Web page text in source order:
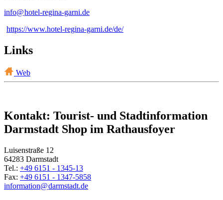
info@hotel-regina-garni.de
https://www.hotel-regina-garni.de/de/
Links
Web
Kontakt: Tourist- und Stadtinformation
Darmstadt Shop im Rathausfoyer
Luisenstraße 12
64283 Darmstadt
Tel.: +49 6151 - 1345-13
Fax: +49 6151 - 1347-5858
information@darmstadt.de